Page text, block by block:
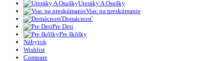
Uteráky A Osušky
Viac na preskúmanie
Domácnosť
Pre Deti
Pre škôlky
Nábytok
Wishlist
Compare